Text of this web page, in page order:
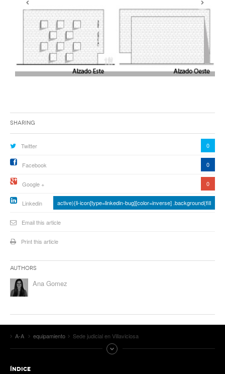
Sharing
Twitter 0
Facebook 0
Google + 0
Linkedin active){li-icon[type=linkedin-bug][color=inverse] .background{fill
Email this article
Print this article
Authors
Ana Gomez
A-A equipamiento Sede judicial en Villaviciosa
ÍNDICE